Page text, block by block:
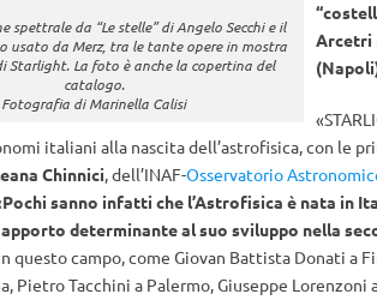
spettrale da “Le stelle” di Angelo Secchi e il
usato da Merz, tra le tante opere in mostra
Starlight. La foto è anche la copertina del
catalogo.
Fotografia di Marinella Calisi
Arcetri
italiani alla nascita dell’astrofisica, con le
Chinnici, dell’INAF-Osservatorio
Pochi sanno infatti che l’Astrofisica è nata in
determinante al suo sviluppo nella
questo campo, come Giovan Battista Donati a
Pietro Tacchini a Palermo, Giuseppe